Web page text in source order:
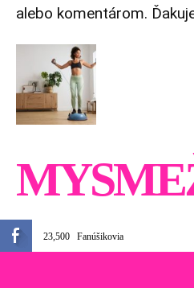
alebo komentárom.
23,500 Fanúšikovia